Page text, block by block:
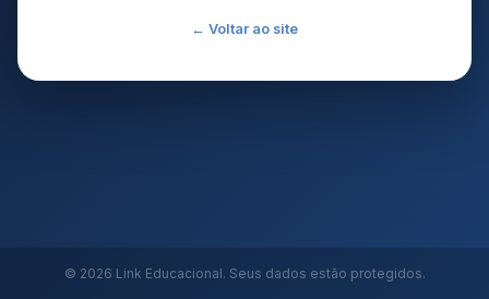
← Voltar ao site
© 2026 Link Educacional. Seus dados estão protegidos.